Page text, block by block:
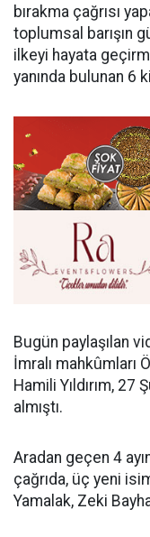
bırakma çağrısı
toplumsal barışın
ilkeyi hayata
yanında bulunan 6
Bugün paylaşılan
İmralı mahkûmları
Hamili Yıldırım,
almıştı.
Aradan geçen 4
çağrıda, üç yeni
Yamalak, Zeki